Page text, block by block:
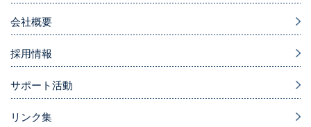
会社概要
採用情報
サポート活動
リンク集